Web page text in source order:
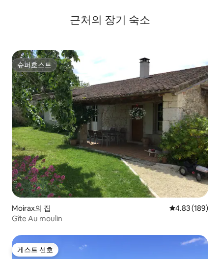
근처의 장기 숙소
슈퍼호스트
슈퍼호스트
Moirax의 집 평점 4.83점(5
4.83 (189)
Gîte Au moulin
게스트 선호
게스트 선호